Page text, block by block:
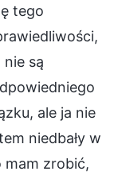
tego
nie są
ale ja nie
niedbały w
mam zrobić,